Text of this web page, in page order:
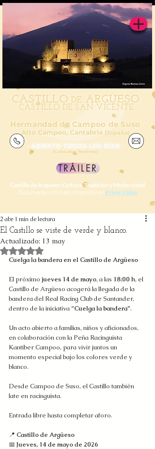
CASTILLO DE ARGÜESO
CASTILLO DE SAN VICENTE
Hermandad de Campoo de Suso
Alto Campoo, Cantabria (España)
- ABIERTO TODOS LOS DÍAS -
(Consultar festivos)
TRÁILER
Castillo de Argüeso: Cultura, Tradición y Modernidad
Documental completo disponible en Prime Video
El Castillo se viste de verde y blanco.
2 abr 1 min de lectura
Actualizado: 13 may
Obtuvo NaN de 5 estrellas.
Cuelga la bandera en el Castillo de Argüeso
El próximo jueves 14 de mayo, a las 18:00 h, el
Castillo de Argüeso acogerá la llegada de la
bandera del Real Racing Club de Santander,
dentro de la iniciativa “Cuelga la bandera”.
Un acto abierto a familias, niños y aficionados,
en colaboración con la Peña Racinguista
Kantiber Campoo, para vivir juntos un
momento especial bajo los colores verde y
blanco.
Desde Campoo de Suso, el Castillo también
late en racinguista.
Entrada libre hasta completar aforo.
📍 Castillo de Argüeso
📅 Jueves, 14 de mayo de 2026